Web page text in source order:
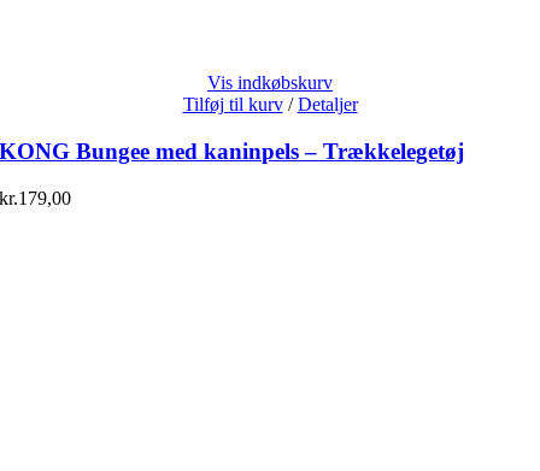
Vis indkøbskurv
Tilføj til kurv / Detaljer
KONG Bungee med kaninpels – Trækkelegetøj
kr.179,00